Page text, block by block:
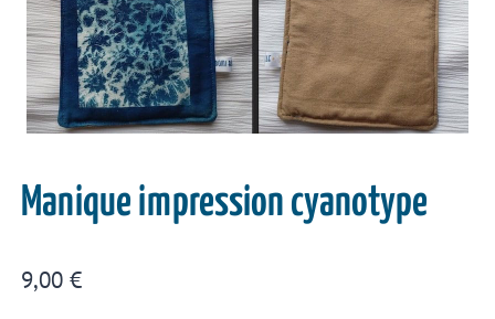
Manique impression cyanotype
9,00€